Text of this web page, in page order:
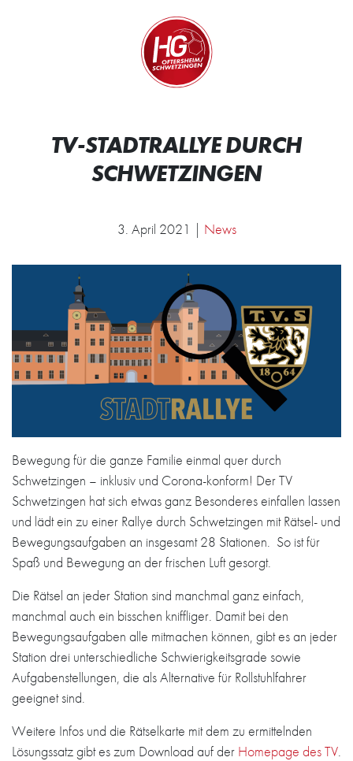
Zur Startseite
TV-STADTRALLYE DURCH
SCHWETZINGEN
3. April 2021 | News
Bewegung für die ganze Familie einmal quer durch
Schwetzingen – inklusiv und Corona-konform! Der TV
Schwetzingen hat sich etwas ganz Besonderes einfallen lassen
und lädt ein zu einer Rallye durch Schwetzingen mit Rätsel- und
Bewegungsaufgaben an insgesamt 28 Stationen. So ist für
Spaß und Bewegung an der frischen Luft gesorgt.
Die Rätsel an jeder Station sind manchmal ganz einfach,
manchmal auch ein bisschen kniffliger. Damit bei den
Bewegungsaufgaben alle mitmachen können, gibt es an jeder
Station drei unterschiedliche Schwierigkeitsgrade sowie
Aufgabenstellungen, die als Alternative für Rollstuhlfahrer
geeignet sind.
Weitere Infos und die Rätselkarte mit dem zu ermittelnden
Lösungssatz gibt es zum Download auf der Homepage des TV.